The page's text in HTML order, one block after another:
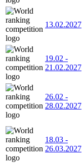
13.02.2027
19.02 -
21.02.2027
26.02 -
28.02.2027
18.03 -
26.03.2027